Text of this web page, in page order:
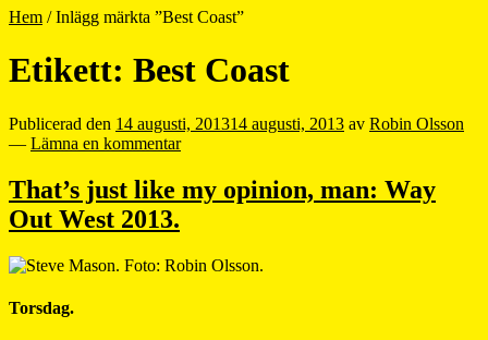
Hem /Inlägg märkta ”Best Coast”
Etikett: Best Coast
Publicerad den 14 augusti, 201314 augusti, 2013 av Robin Olsson
— Lämna en kommentar
That’s just like my opinion, man: Way
Out West 2013.
Torsdag.